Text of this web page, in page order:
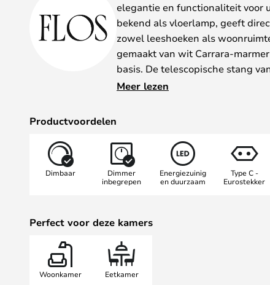
elegantie en functionaliteit voor
bekend als vloerlamp, geeft
zowel leeshoeken als
gemaakt van wit Carrara-
basis. De telescopische stang
hoogte verstelbaar, zodat u de
perfect in moderne interieurs en
touch. Of u hem nu naast de
staande lamp LED van FLOS zal
slechts 18W.
Meer lezen
Productvoordelen
Dimbaar
Dimmer
inbegrepen
Energiezuinig
en duurzaam
Type C -
Eurostekker
Perfect voor deze kamers
Woonkamer Eetkamer